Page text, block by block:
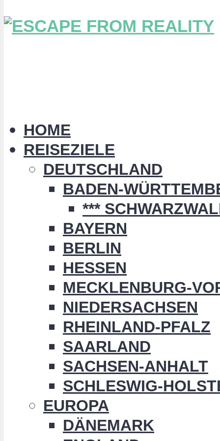
HOME
REISEZIELE
DEUTSCHLAND
BADEN-
***
BAYERN
BERLIN
HESSEN
MECKLENBURG-
NIEDERSACHSEN
RHEINLAND-PFALZ
SAARLAND
SACHSEN-ANHALT
SCHLESWIG-
EUROPA
DÄNEMARK